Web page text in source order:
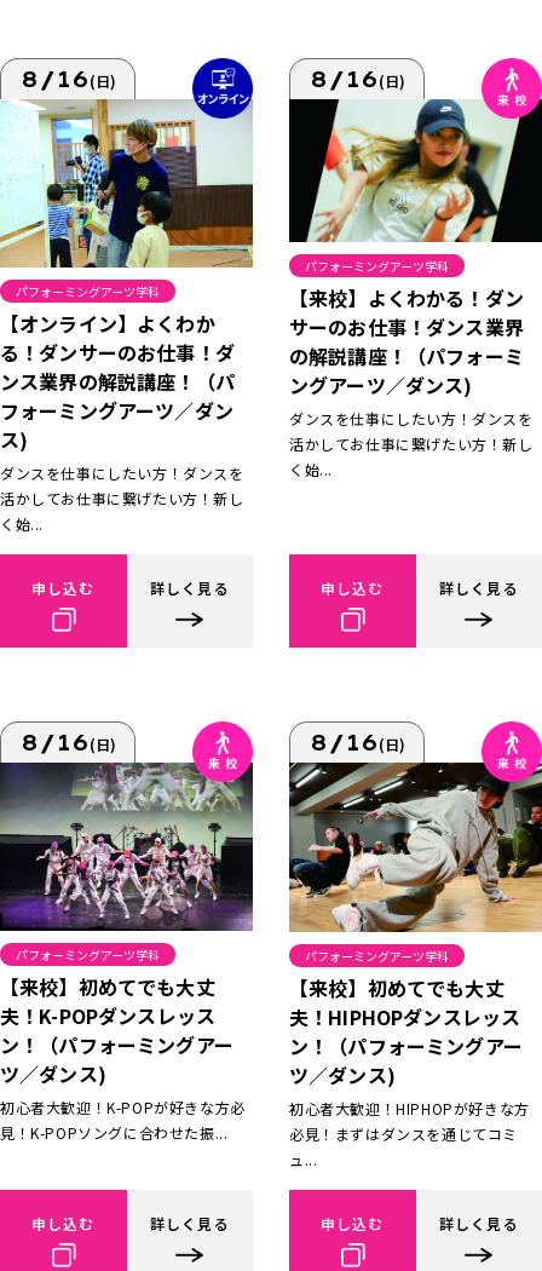
8/16(日)
パフォーミングアーツ学科
【オンライン】よくわか
る！ダンサーのお仕事！ダ
ンス業界の解説講座！（パ
フォーミングアーツ／ダン
ス)
ダンスを仕事にしたい方！ダンスを
活かしてお仕事に繋げたい方！新し
く始...
申し込む 詳しく見る
8/16(日)
パフォーミングアーツ学科
【来校】よくわかる！ダン
サーのお仕事！ダンス業界
の解説講座！（パフォーミ
ングアーツ／ダンス)
ダンスを仕事にしたい方！ダンスを
活かしてお仕事に繋げたい方！新し
く始...
申し込む 詳しく見る
8/16(日)
パフォーミングアーツ学科
【来校】初めてでも大丈
夫！K-POPダンスレッス
ン！（パフォーミングアー
ツ／ダンス)
初心者大歓迎！K-POPが好きな方必
見！K-POPソングに合わせた振...
申し込む 詳しく見る
8/16(日)
パフォーミングアーツ学科
【来校】初めてでも大丈
夫！HIPHOPダンスレッス
ン！（パフォーミングアー
ツ／ダンス)
初心者大歓迎！HIPHOPが好きな方
必見！まずはダンスを通じてコミ
ュ...
申し込む 詳しく見る